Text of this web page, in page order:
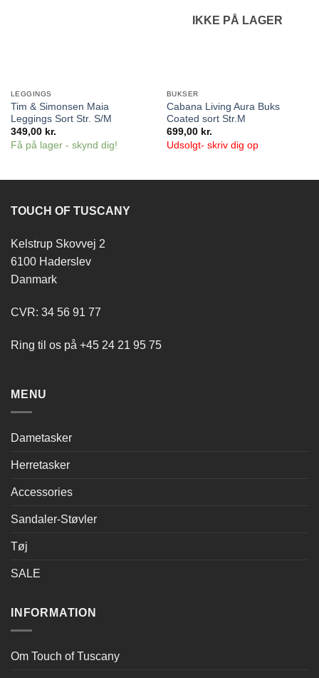
LEGGINGS
Tim & Simonsen Maia
Leggings Sort Str. S/M
349,00 kr.
Få på lager - skynd dig!
IKKE PÅ LAGER
BUKSER
Cabana Living Aura Buks
Coated sort Str.M
699,00 kr.
Udsolgt- skriv dig op
TOUCH OF TUSCANY
Kelstrup Skovvej 2
6100 Haderslev
Danmark
CVR: 34 56 91 77
Ring til os på +45 24 21 95 75
MENU
Dametasker
Herretasker
Accessories
Sandaler-Støvler
Tøj
SALE
INFORMATION
Om Touch of Tuscany